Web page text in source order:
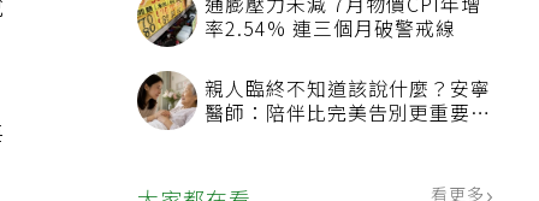
通膨壓力未減 7月物價CPI年增
率2.54% 連三個月破警戒線
親人臨終不知道該說什麼？安寧
醫師：陪伴比完美告別更重要，